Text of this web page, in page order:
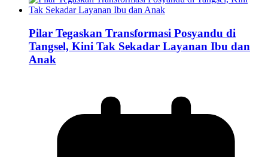
Pilar Tegaskan Transformasi Posyandu di
Tangsel, Kini Tak Sekadar Layanan Ibu dan
Anak